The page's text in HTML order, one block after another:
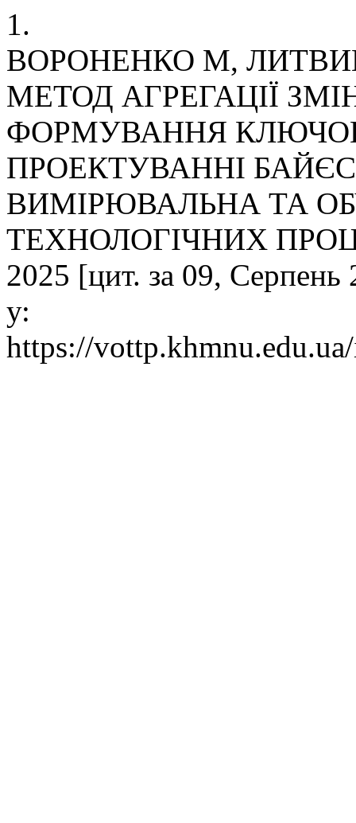
1.
ВОРОНЕНКО M,
МЕТОД АГРЕГАЦІЇ
ФОРМУВАННЯ
ПРОЕКТУВАННІ
ВИМІРЮВАЛЬНА ТА
ТЕХНОЛОГІЧНИХ
2025 [цит. за 09,
у:
https://